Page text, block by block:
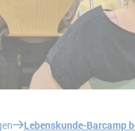
Lebenskunde-Barcamp